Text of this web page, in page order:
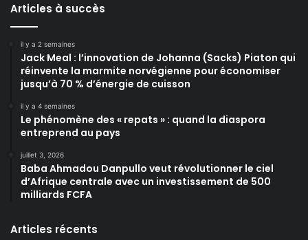
Articles à succès
il y a 2 semaines
Jack Meal : l’innovation de Johanna (Sacks) Piaton qui
réinvente la marmite norvégienne pour économiser
jusqu’à 70 % d’énergie de cuisson
il y a 4 semaines
Le phénomène des « repats » : quand la diaspora
entreprend au pays
juillet 3, 2026
Baba Ahmadou Danpullo veut révolutionner le ciel
d’Afrique centrale avec un investissement de 500
milliards FCFA
Articles récents